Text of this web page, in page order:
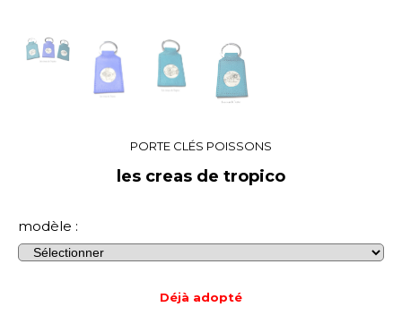
PORTE CLÉS POISSONS
les creas de tropico
modèle :
Déjà adopté